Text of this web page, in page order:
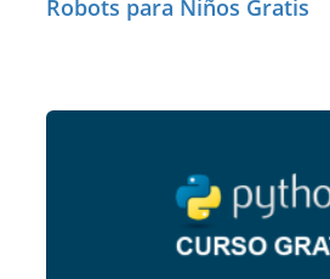
Robots para Niños Gratis